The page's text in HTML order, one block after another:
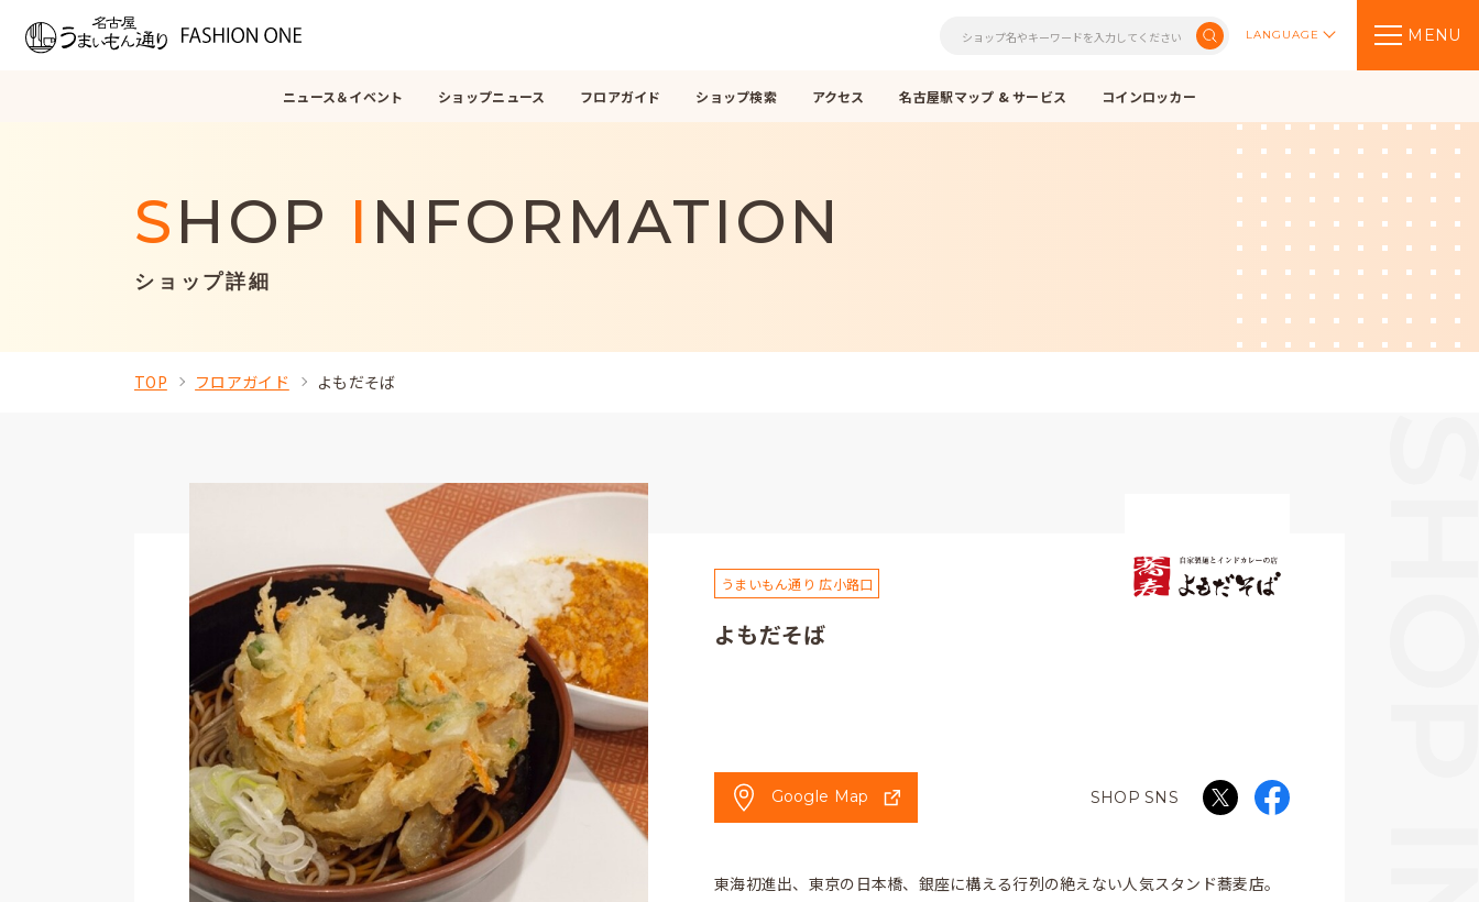
LANGUAGE MENU
ニュース＆イベント ショップニュース フロアガイド ショップ検索 アクセス 名古屋駅マップ & サービス コインロッカー
SHOP I NFORMATION
ショップ詳細
TOP フロアガイド よもだそば
うまいもん通り 広小路口
よもだそば
Google Map SHOP SNS
東海初進出、東京の日本橋、銀座に構える行列の絶えない人気スタンド蕎麦店。